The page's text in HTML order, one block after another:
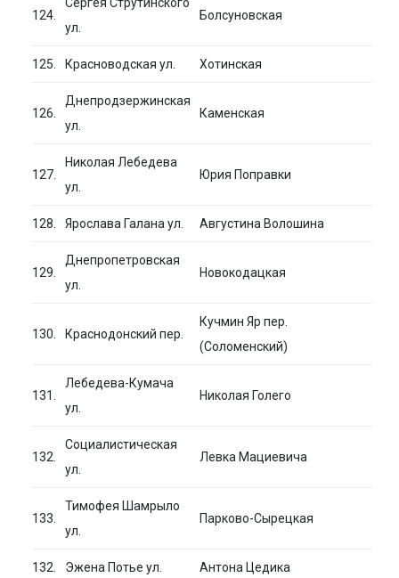
124.
ул.
Болсуновская
125. Красноводская ул. Хотинская
126.
Днепродзержинская
ул.
Каменская
127.
Николая Лебедева
ул.
Юрия Поправки
128. Ярослава Галана ул. Августина Волошина
129.
Днепропетровская
ул.
Новокодацкая
130. Краснодонский пер.
Кучмин Яр пер.
(Соломенский)
131.
Лебедева-Кумача
ул.
Николая Голего
132.
Социалистическая
ул.
Левка Мациевича
133.
Тимофея Шамрыло
ул.
Парково-Сырецкая
132. Эжена Потье ул. Антона Цедика